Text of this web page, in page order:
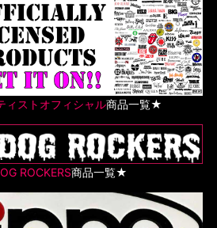
ィストオフィシャル商品一覧★
ROCKERS商品一覧★